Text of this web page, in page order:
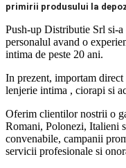
primirii produsului la
Push-up Distributie Srl si-
personalul avand o
intima de peste 20 ani.
In prezent, importam
lenjerie intima , ciorapi si
Oferim clientilor nostrii o
Romani, Polonezi, Italieni
convenabile, campanii
servicii profesionale si